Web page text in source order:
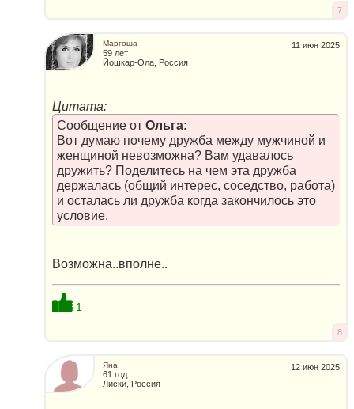
7
11 июн 2025
Маргоша
59 лет
Йошкар-Ола, Россия
Цитата:
Сообщение от Ольга:
Вот думаю почему дружба между мужчиной и
женщиной невозможна? Вам удавалось
дружить? Поделитесь на чем эта дружба
держалась (общий интерес, соседство, работа)
и осталась ли дружба когда закончилось это
условие.
Возможна..вполне..
1
8
12 июн 2025
Яна
61 год
Лиски, Россия